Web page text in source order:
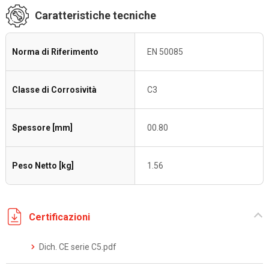
Caratteristiche tecniche
Norma di Riferimento EN 50085
Classe di Corrosività C3
Spessore [mm] 00.80
Peso Netto [kg] 1.56
Certificazioni
Dich. CE serie C5.pdf